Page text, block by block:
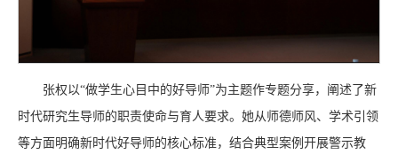
张权以“做学生心目中的好导师”为主题作专题分享，阐述了新
时代研究生导师的职责使命与育人要求。她从师德师风、学术引领
等方面明确新时代好导师的核心标准，结合典型案例开展警示教